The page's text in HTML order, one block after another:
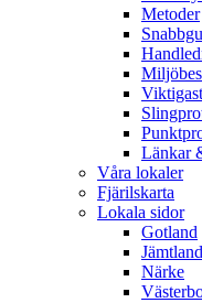
Metoder
Länkar
Våra lokaler
Fjärilskarta
Lokala sidor
Gotland
Jämtland
Närke